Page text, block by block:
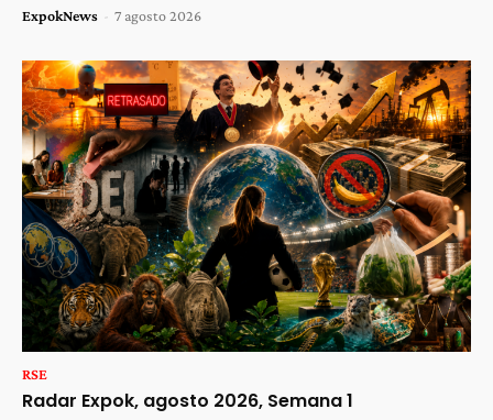
ExpokNews - 7 agosto 2026
RSE
Radar Expok, agosto 2026, Semana 1